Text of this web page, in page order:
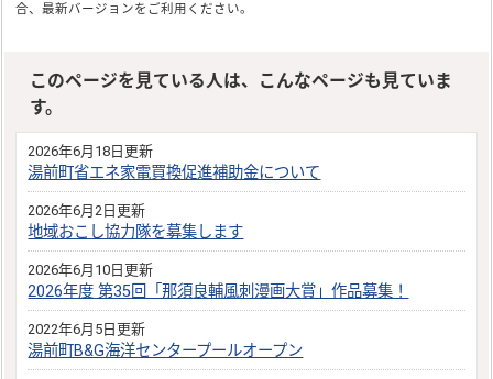
合、最新バージョンをご利用ください。
このページを見ている人は、こんなページも見ていま
す。
2026年6月18日更新
湯前町省エネ家電買換促進補助金について
2026年6月2日更新
地域おこし協力隊を募集します
2026年6月10日更新
2026年度 第35回「那須良輔風刺漫画大賞」作品募集！
2022年6月5日更新
湯前町B&G海洋センタープールオープン